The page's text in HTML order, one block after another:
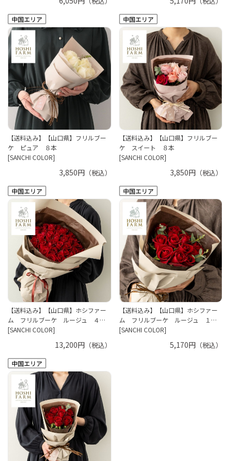
【送料込み】【山口県】フリルブー
ケ ピュア ８本
[SANCHI COLOR]
3,850円（税込）
【送料込み】【山口県】フリルブー
ケ スイート ８本
[SANCHI COLOR]
3,850円 （税込）
【送料込み】【山口県】ホシファー
ム フリルブーケ ルージュ ４…
[SANCHI COLOR]
13,200円（税込）
【送料込み】【山口県】ホシファー
ム フリルブーケ ルージュ １…
[SANCHI COLOR]
5,170円 （税込）